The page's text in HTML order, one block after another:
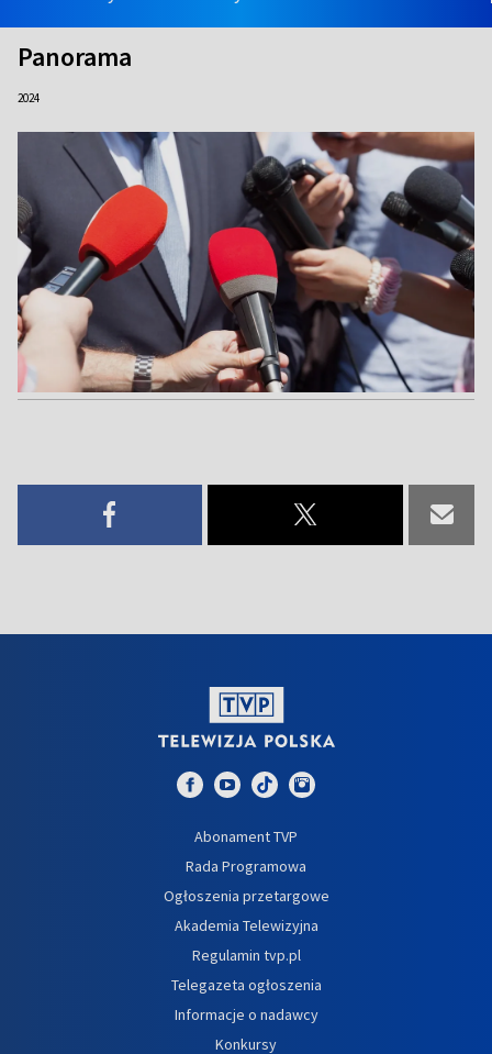
Panorama
2024
Abonament TVP
Rada Programowa
Ogłoszenia przetargowe
Akademia Telewizyjna
Regulamin tvp.pl
Telegazeta ogłoszenia
Informacje o nadawcy
Konkursy